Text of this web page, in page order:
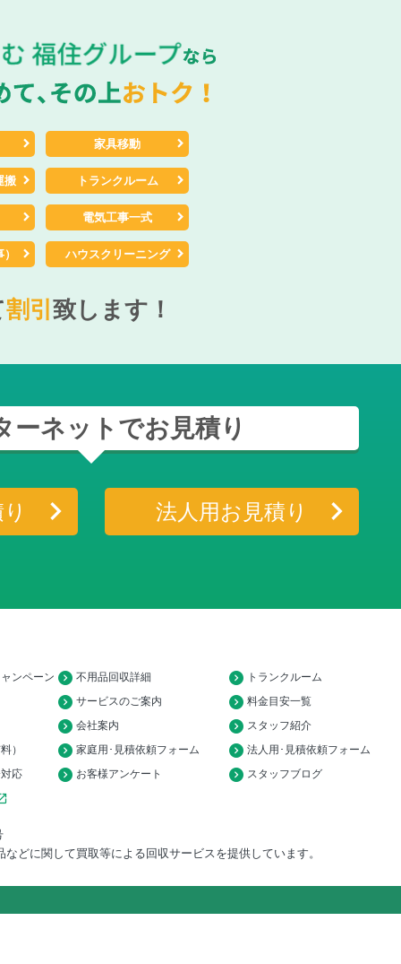
家具移動
搬 トランクルーム
電気工事一式
ハウスクリーニング
割引 致します！
ーネットでお見積り
法人用お見積り
ンペーン 不用品回収詳細
トランクルーム
サービスのご案内
料金目安一覧
会社案内
スタッフ紹介
）
家庭用･見積依頼フォーム
法人用･見積依頼フォーム
応
お客様アンケート スタッフブログ
どに関して買取等による回収サービスを提供しています。